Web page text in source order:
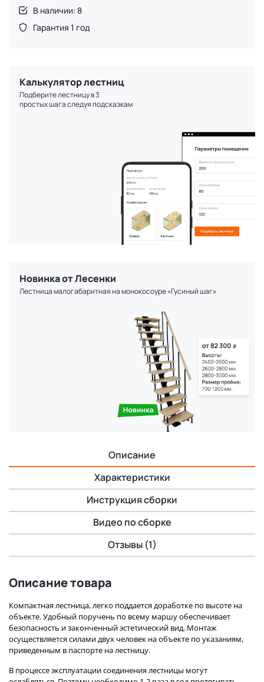
В наличии: 8
Гарантия 1 год
Калькулятор лестниц
Подберите лестницу в 3
простых шага следуя подсказкам
Новинка от Лесенки
Лестница малогабаритная на монокосоуре «Гусиный шаг»
Описание
Характеристики
Инструкция сборки
Видео по сборке
Отзывы (1)
Описание товара
Компактная лестница, легко поддается доработке по высоте на
объекте. Удобный поручень по всему маршу обеспечивает
безопасность и законченный эстетический вид. Монтаж
осуществляется силами двух человек на объекте по указаниям,
приведенным в паспорте на лестницу.
В процессе эксплуатации соединения лестницы могут